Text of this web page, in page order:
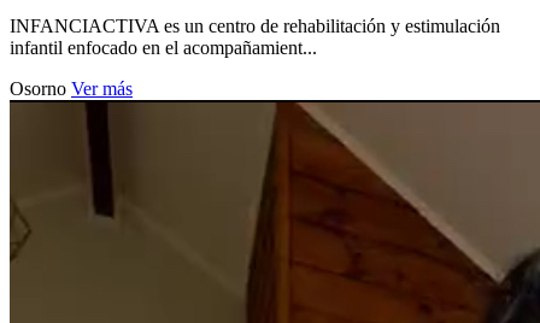
INFANCIACTIVA es un centro de rehabilitación y estimulación
infantil enfocado en el acompañamient...
Osorno Ver más